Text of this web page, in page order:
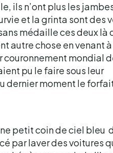
ils n’ont plus les
et la grinta sont des
médaille ces deux là
autre chose en venant à
couronnement mondial
pu le faire sous leur
dernier moment le
petit coin de ciel bleu
par laver des voitures